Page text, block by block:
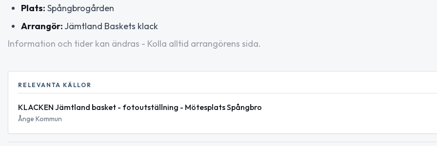
Plats: Spångbrogården
Arrangör: Jämtland Baskets klack
Information och tider kan ändras - Kolla alltid arrangörens sida.
RELEVANTA KÄLLOR
KLACKEN Jämtland basket - fotoutställning - Mötesplats Spångbro
Ånge Kommun